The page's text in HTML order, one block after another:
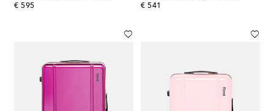
€ 595
original price
€ 541
original price